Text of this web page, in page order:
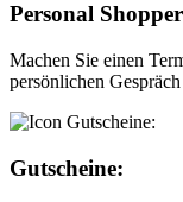
Personal
Machen Sie einen
persönlichen
Gutscheine: